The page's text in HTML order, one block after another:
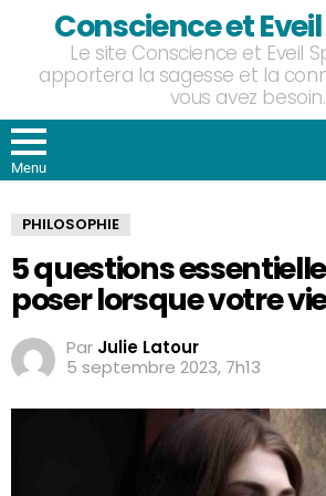
Conscience et
Le site Conscience et Eveil
apportera la sagesse et la
vous avez besoin.
Menu
PHILOSOPHIE
5 questions
poser lorsque votre
Par Julie Latour
5 septembre 2023, 7h13